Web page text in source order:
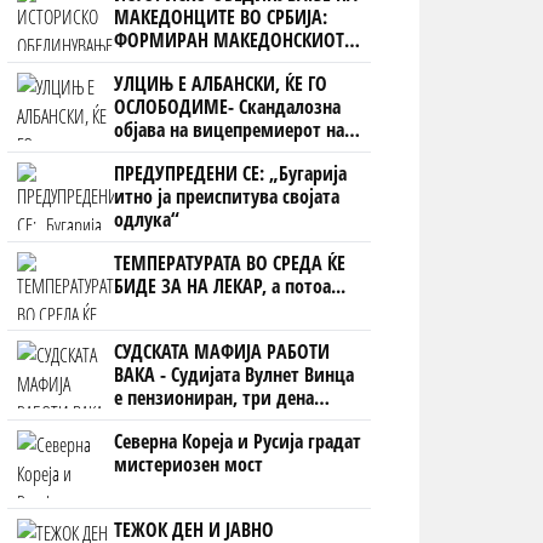
МАКЕДОНЦИТЕ ВО СРБИЈА:
ФОРМИРАН МАКЕДОНСКИОТ
НАЦИОНАЛЕН СОЈУЗ
УЛЦИЊ Е АЛБАНСКИ, ЌЕ ГО
ОСЛОБОДИМЕ- Скандалозна
објава на вицепремиерот на
Црна Гора
ПРЕДУПРЕДЕНИ СЕ: „Бугарија
итно ја преиспитува својата
одлука“
ТЕМПЕРАТУРАТА ВО СРЕДА ЌЕ
БИДЕ ЗА НА ЛЕКАР, а потоа...
СУДСКАТА МАФИЈА РАБОТИ
ВАКА - Судијата Вулнет Винца
е пензиониран, три дена
откако му го врати пасошот
на бизнисменот Марковски
Северна Кореја и Русија градат
мистериозен мост
ТЕЖОК ДЕН И ЈАВНО